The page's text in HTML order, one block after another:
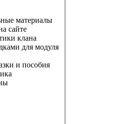
материалы
сайте
клана
для модуля
и пособия